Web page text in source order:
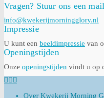
Vragen? Stuur ons een
info@kwekerijmorningglory.nl
Impressie
U kunt een beeldimpressie van
Openingstijden
Onze openingstijden vindt u op
Over Kwekerij Morning